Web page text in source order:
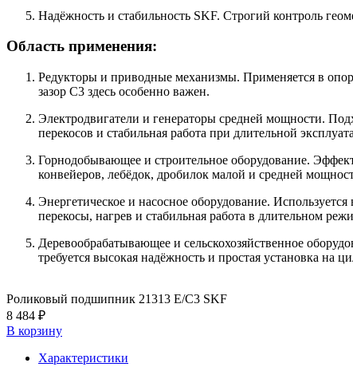
Надёжность и стабильность SKF. Строгий контроль
Область применения:
Редукторы и приводные механизмы. Применяется в
зазор C3 здесь особенно важен.
Электродвигатели и генераторы средней мощности.
перекосов и стабильная работа при длительной
Горнодобывающее и строительное оборудование.
конвейеров, лебёдок, дробилок малой и средней
Энергетическое и насосное оборудование.
перекосы, нагрев и стабильная работа в длительном
Деревообрабатывающее и сельскохозяйственное
требуется высокая надёжность и простая установка на
Роликовый подшипник 21313 E/C3 SKF
8 484 ₽
В корзину
Характеристики